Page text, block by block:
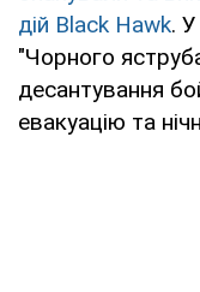
дій Black Hawk.
"Чорного
десантування
евакуацію та